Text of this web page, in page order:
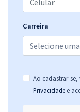
Carreira
Ao cadastrar-
Privacidade e